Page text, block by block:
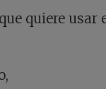
quiere usar